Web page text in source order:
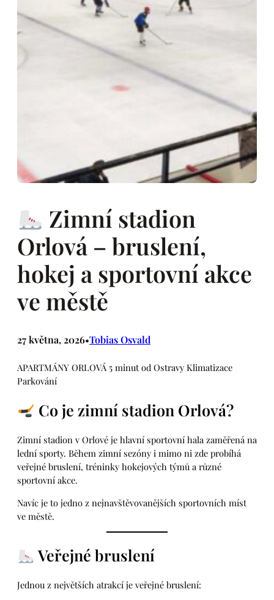
Zimní stadion
Orlová – bruslení,
hokej a sportovní akce
ve městě
27 května, 2026•Tobias Osvald
APARTMÁNY ORLOVÁ 5 minut od Ostravy Klimatizace
Parkování
Co je zimní stadion Orlová?
Zimní stadion v Orlové je hlavní sportovní hala zaměřená na
lední sporty. Během zimní sezóny i mimo ni zde probíhá
veřejné bruslení, tréninky hokejových týmů a různé
sportovní akce.
Navíc je to jedno z nejnavštěvovanějších sportovních míst
ve městě.
Veřejné bruslení
Jednou z největších atrakcí je veřejné bruslení: